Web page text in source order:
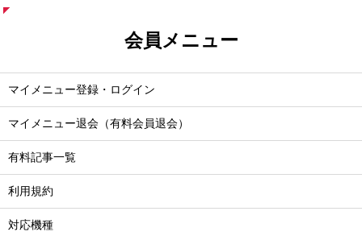
会員メニュー
マイメニュー登録・ログイン
マイメニュー退会（有料会員退会）
有料記事一覧
利用規約
対応機種